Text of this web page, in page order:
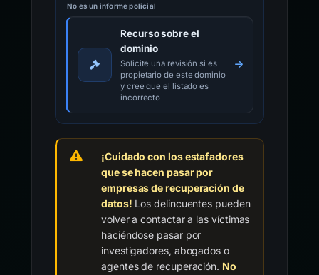
No es un informe policial
Recurso sobre el
dominio
Solicite una revisión si es
propietario de este dominio
y cree que el listado es
incorrecto
¡Cuidado con los estafadores
que se hacen pasar por
empresas de recuperación de
datos! Los delincuentes pueden
volver a contactar a las víctimas
haciéndose pasar por
investigadores, abogados o
agentes de recuperación. No